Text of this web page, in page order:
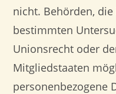
nicht. Behörden,
bestimmten
Unionsrecht oder
Mitgliedstaaten
personenbezogene